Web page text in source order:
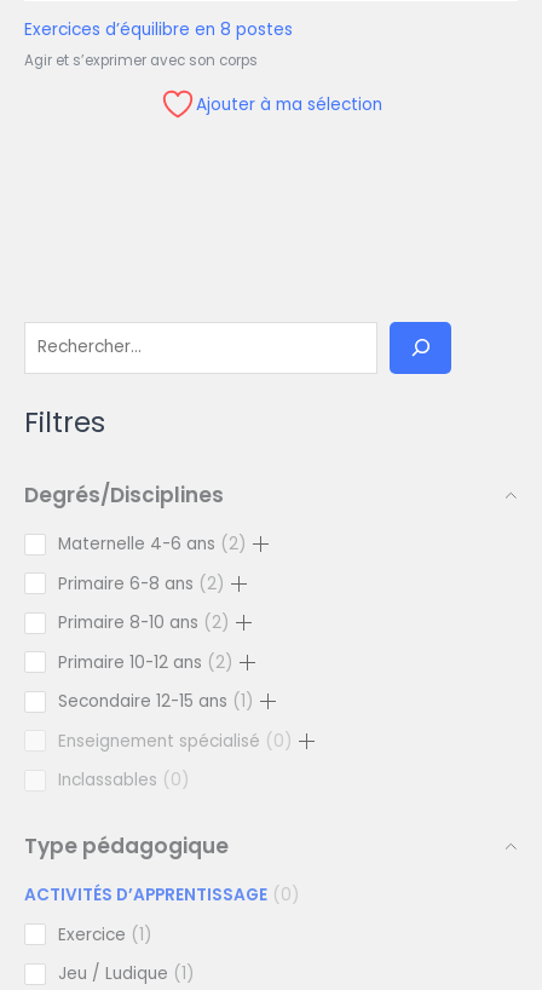
Filtres
Degrés/Disciplines
Maternelle 4-6 ans
2
Primaire 6-8 ans
2
Primaire 8-10 ans
2
Primaire 10-12 ans
2
Secondaire 12-15 ans
1
Enseignement spécialisé
0
Inclassables
0
Type pédagogique
ACTIVITÉS D’APPRENTISSAGE
0
Exercice
1
Jeu / Ludique
1
Exercices d’équilibre en 8 postes
Agir et s’exprimer avec son corps
Ajouter à ma sélection